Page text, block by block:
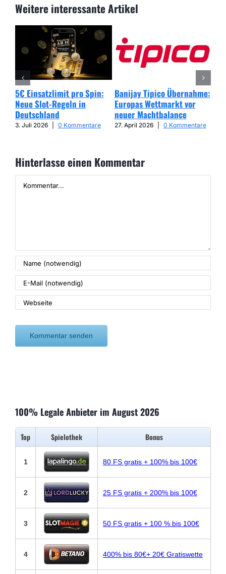
Weitere interessante Artikel
5€ Einsatzlimit pro Spin:
Neue Slot-Regeln in
Deutschland
3. Juli 2026 0 Kommentare
Banijay Tipico Übernahme:
Europas Wettmarkt vor
neuer Machtbalance
27. April 2026 0 Kommentare
Hinterlasse einen Kommentar
100% Legale Anbieter im August 2026
Top Spielothek Bonus
1 80 FS gratis + 100% bis 100€
2 25 FS gratis + 200% bis 100€
3 50 FS gratis + 100 % bis 100€
4 400% bis 80€+ 20€ Gratiswette